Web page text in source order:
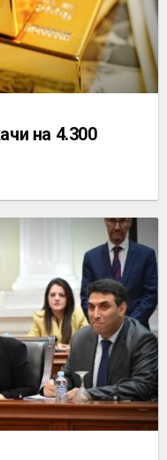
на 4.300